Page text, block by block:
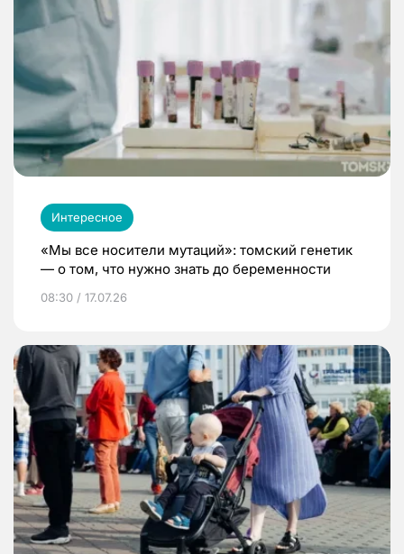
Интересное
«Мы все носители мутаций»: томский генетик
— о том, что нужно знать до беременности
08:30 / 17.07.26